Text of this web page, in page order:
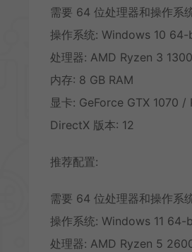
需要 64 位处理器和操作系
操作系统: Windows 10 64-
处理器: AMD Ryzen 3
内存: 8 GB RAM
显卡: GeForce GTX 1070
DirectX 版本: 12
推荐配置:
需要 64 位处理器和操作系
操作系统: Windows 11 64-
处理器: AMD Ryzen 5